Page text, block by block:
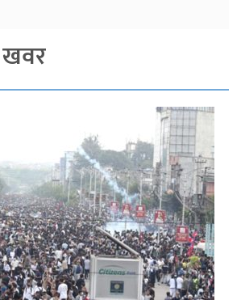
खवर